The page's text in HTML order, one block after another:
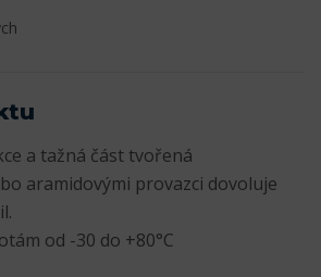
a tažná část tvořená
aramidovými provazci dovoluje
od -30 do +80°C